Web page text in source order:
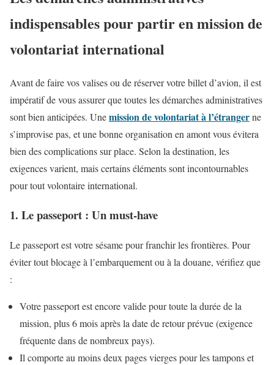
indispensables pour partir en mission de
volontariat international
Avant de faire vos valises ou de réserver votre billet d’avion, il est
impératif de vous assurer que toutes les démarches administratives
sont bien anticipées. Unemission de volontariat à l’étrangerne
s’improvise pas, et une bonne organisation en amont vous évitera
bien des complications sur place. Selon la destination, les
exigences varient, mais certains éléments sont incontournables
pour tout volontaire international.
1. Le passeport : Un must-have
Le passeport est votre sésame pour franchir les frontières. Pour
éviter tout blocage à l’embarquement ou à la douane, vérifiez que
:
Votre passeport est encore valide pour toute la durée de la
mission, plus 6 mois après la date de retour prévue (exigence
fréquente dans de nombreux pays).
Il comporte au moins deux pages vierges pour les tampons et